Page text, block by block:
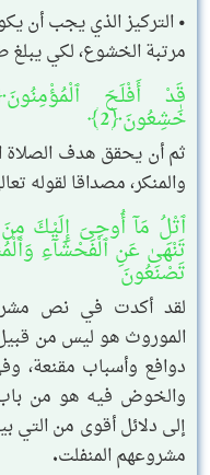
• التركيز الذي يجب أن
مرتبة الخشوع، لكي يبلغ
خَٰشِعُونَ﴿2﴾
ثم أن يحقق هدف الصلاة
والمنكر، مصداقا لقوله
ٱتْلُ مَآ أُوحِىَ إِلَيْكَ
تَنْهَىٰ عَنِ ٱلْفَحْشَآءِ
تَصْنَعُونَ
لقد أكدت في نص
الموروث هو ليس من
دوافع وأسباب مقنعة،
والخوض فيه هو من
إلى دلائل أقوى من التي
مشروعهم المنفلت.